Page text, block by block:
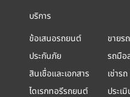
บริการ
ข้อเสนอรถยนต์
ประกันภัย
สินเชื่อและเอกสาร
ไดเรกทอรีรถยนต์
ขายร
รถมือ
เช่ารถ
ประเ